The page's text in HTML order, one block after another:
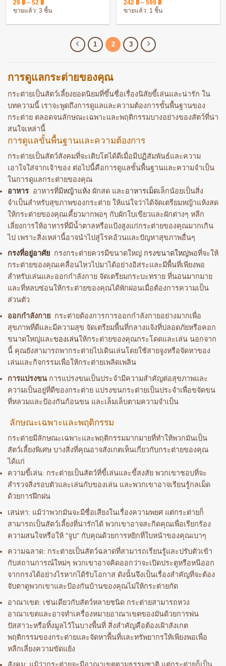
แขวนติดกรงได้ วัสดุคุณภาพดี
29 ฿ – 52 ฿Price
range:
29 ฿
52 ฿
ขายแล้ว: 3 ชิ้น
6-8 เดือนขึ้นไป
242 ฿ – 599 ฿Price
range:
242 ฿
599 ฿
ขายแล้ว: 1 ชิ้น
1 2 3
การดูแลกระต่ายของคุณ
กระต่ายเป็นสัตว์เลี้ยงยอดนิยมที่ขึ้นชื่อเรื่องนิสัยขี้เล่นและน่ารัก ใน
บทความนี้ เราจะพูดถึงการดูแลและความต้องการขั้นพื้นฐานของ
กระต่าย ตลอดจนลักษณะเฉพาะและพฤติกรรมบางอย่างของสัตว์ที่น่า
สนใจเหล่านี้
การดูแลขั้นพื้นฐานและความต้องการ
กระต่ายเป็นสัตว์สังคมที่จะเติบโตได้ดีเมื่อมีปฏิสัมพันธ์และความ
เอาใจใส่จากเจ้าของ ต่อไปนี้คือการดูแลขั้นพื้นฐานและความจำเป็น
ในการดูแลกระต่ายของคุณ
อาหาร อาหารที่มีหญ้าแห้ง ผักสด และอาหารเม็ดเล็กน้อยเป็นสิ่ง
จำเป็นสำหรับสุขภาพของกระต่าย ให้แน่ใจว่าได้จัดเตรียมหญ้าแห้งสด
ให้กระต่ายของคุณเคี้ยวมากพอๆ กับผักใบเขียวและผักต่างๆ หลีก
เลี่ยงการให้อาหารที่มีน้ำตาลหรือแป้งสูงแก่กระต่ายของคุณมากเกิน
ไป เพราะสิ่งเหล่านี้อาจนำไปสู่โรคอ้วนและปัญหาสุขภาพอื่นๆ
กรงที่อยู่อาศัย กรงกระต่ายควรมีขนาดใหญ่ กรงขนาดใหญ่พอที่จะให้
กระต่ายของคุณเคลื่อนไหวไปมาได้อย่างอิสระและมีพื้นที่เพียงพอ
สำหรับเล่นและออกกำลังกาย จัดเตรียมกระบะทราย ที่นอนมากมาย
และที่หลบซ่อนให้กระต่ายของคุณได้พักผ่อนเมื่อต้องการความเป็น
ส่วนตัว
ออกกำลังกาย กระต่ายต้องการการออกกำลังกายอย่างมากเพื่อ
สุขภาพที่ดีและมีความสุข จัดเตรียมพื้นที่กลางแจ้งที่ปลอดภัยหรือคอก
ขนาดใหญ่และของเล่นให้กระต่ายของคุณกระโดดและเล่น นอกจาก
นี้ คุณยังสามารถพากระต่ายไปเดินเล่นโดยใช้สายจูงหรือจัดหาของ
เล่นและกิจกรรมเพื่อให้กระต่ายเพลิดเพลิน
การแปรงขน การแปรงขนเป็นประจำมีความสำคัญต่อสุขภาพและ
ความเป็นอยู่ที่ดีของกระต่าย แปรงขนกระต่ายเป็นประจำเพื่อขจัดขน
ที่หลวมและป้องกันก้อนขน และเล็มเล็บตามความจำเป็น
ลักษณะเฉพาะและพฤติกรรม
กระต่ายมีลักษณะเฉพาะและพฤติกรรมมากมายที่ทำให้พวกมันเป็น
สัตว์เลี้ยงพิเศษ บางสิ่งที่คุณอาจสังเกตเห็นเกี่ยวกับกระต่ายของคุณ
ได้แก่
ความขี้เล่น: กระต่ายเป็นสัตว์ที่ขี้เล่นและขี้สงสัย พวกเขาชอบที่จะ
สำรวจสิ่งรอบตัวและเล่นกับของเล่น และพวกเขาอาจเรียนรู้กลเม็ด
ด้วยการฝึกฝน
เสน่หา: แม้ว่าพวกมันจะมีชื่อเสียงในเรื่องความพยศ แต่กระต่ายก็
สามารถเป็นสัตว์เลี้ยงที่น่ารักได้ พวกเขาอาจสะกิดคุณเพื่อเรียกร้อง
ความสนใจหรือให้ "จูบ" กับคุณด้วยการหยิกที่ใบหน้าของคุณเบาๆ
ความฉลาด: กระต่ายเป็นสัตว์ฉลาดที่สามารถเรียนรู้และปรับตัวเข้า
กับสถานการณ์ใหม่ๆ พวกเขาอาจคิดออกว่าจะเปิดประตูหรือหนีออก
จากกรงได้อย่างไรหากได้รับโอกาส ดังนั้นจึงเป็นเรื่องสำคัญที่จะต้อง
จับตาดูพวกเขาและป้องกันบ้านของคุณไม่ให้กระต่ายกัด
อาณาเขต: เช่นเดียวกับสัตว์หลายชนิด กระต่ายสามารถหวง
อาณาเขตและอาจทำเครื่องหมายอาณาเขตของมันด้วยการพ่น
ปัสสาวะหรือทิ้งมูลไว้ในบางพื้นที่ สิ่งสำคัญคือต้องเฝ้าสังเกต
พฤติกรรมของกระต่ายและจัดหาพื้นที่และทรัพยากรให้เพียงพอเพื่อ
หลีกเลี่ยงความขัดแย้ง